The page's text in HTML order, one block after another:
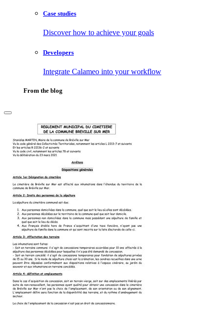
Case studies
Discover how to achieve your goals
Developers
Integrate Calameo into your workflow
From the blog